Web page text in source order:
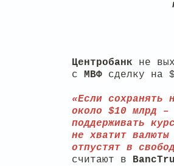
Центробанк не
с МВФ сделку на
«Если сохранять
около $10 млрд –
поддерживать
не хватит
отпустят в
считают в